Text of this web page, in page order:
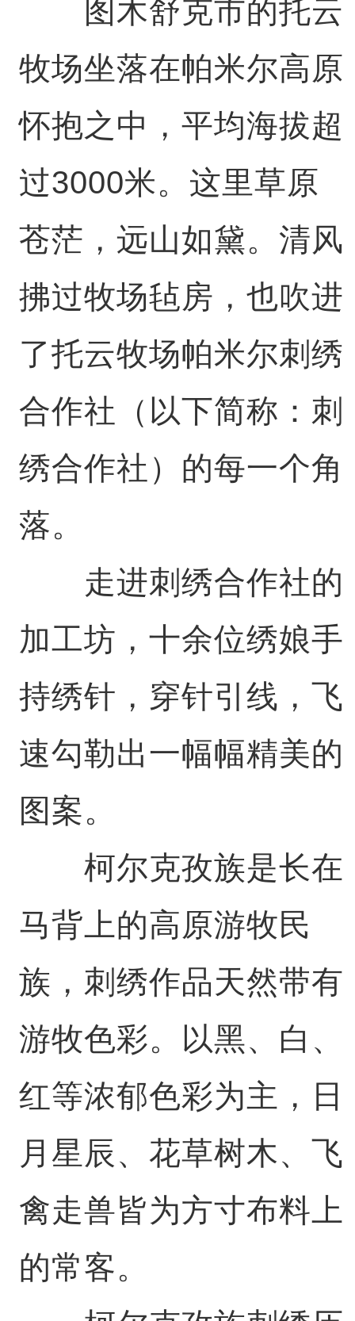
图木舒克市的托云
牧场坐落在帕米尔高原
怀抱之中，平均海拔超
过3000米。这里草原
苍茫，远山如黛。清风
拂过牧场毡房，也吹进
了托云牧场帕米尔刺绣
合作社（以下简称：刺
绣合作社）的每一个角
落。
走进刺绣合作社的
加工坊，十余位绣娘手
持绣针，穿针引线，飞
速勾勒出一幅幅精美的
图案。
柯尔克孜族是长在
马背上的高原游牧民
族，刺绣作品天然带有
游牧色彩。以黑、白、
红等浓郁色彩为主，日
月星辰、花草树木、飞
禽走兽皆为方寸布料上
的常客。